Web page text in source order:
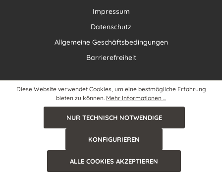
Impressum
Datenschutz
Allgemeine Geschäftsbedingungen
Barrierefreiheit
Diese Website verwendet Cookies, um eine bestmögliche Erfahrung
bieten zu können. Mehr Informationen ...
NUR TECHNISCH NOTWENDIGE
KONFIGURIEREN
ALLE COOKIES AKZEPTIEREN